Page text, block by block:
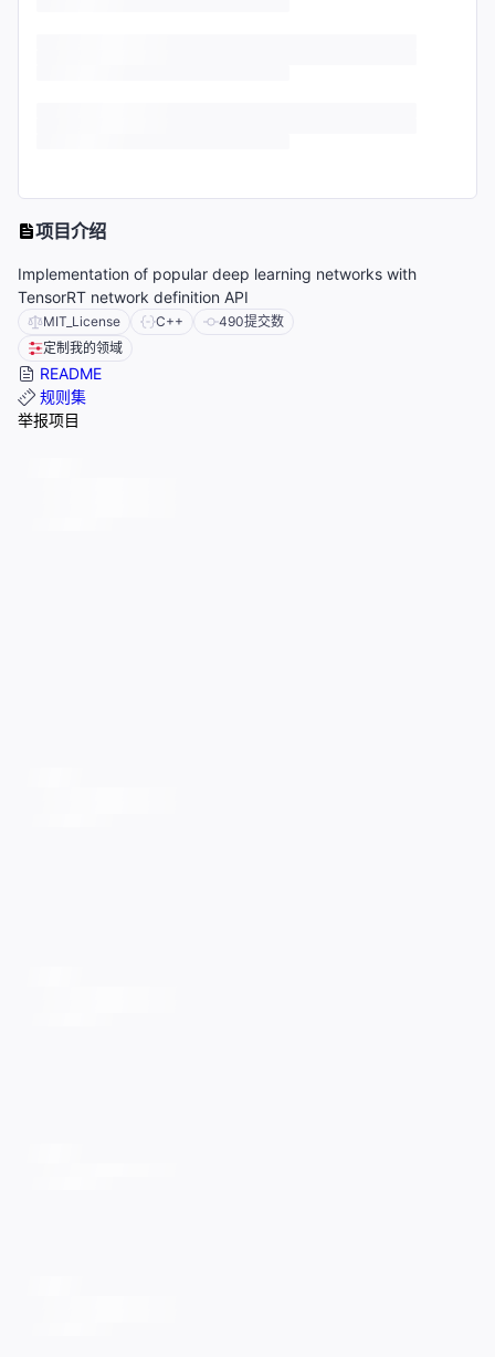
项目介绍
Implementation of popular deep learning networks with
TensorRT network definition API
MIT_License C++ 490提交数
定制我的领域
README
规则集
举报项目